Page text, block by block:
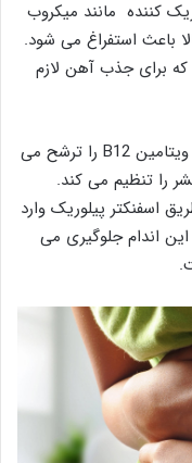
کننده مانند میکروب
باعث استفراغ می شود.
برای جذب آهن لازم
این اندام فاکتور ذاتی مورد نیاز برای جذب ویتامین B12 را ترشح می
را تنظیم می کند.
اسفنکتر پیلوریک وارد
اندام جلوگیری می